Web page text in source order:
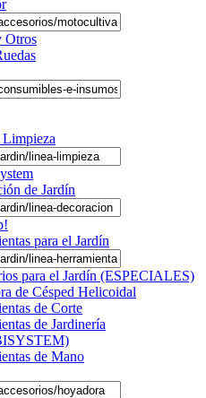
Otros
Limpieza
de Jardín
para el Jardín
para el Jardín (ESPECIALES)
de Césped Helicoidal
de Corte
de Jardinería
de Mano